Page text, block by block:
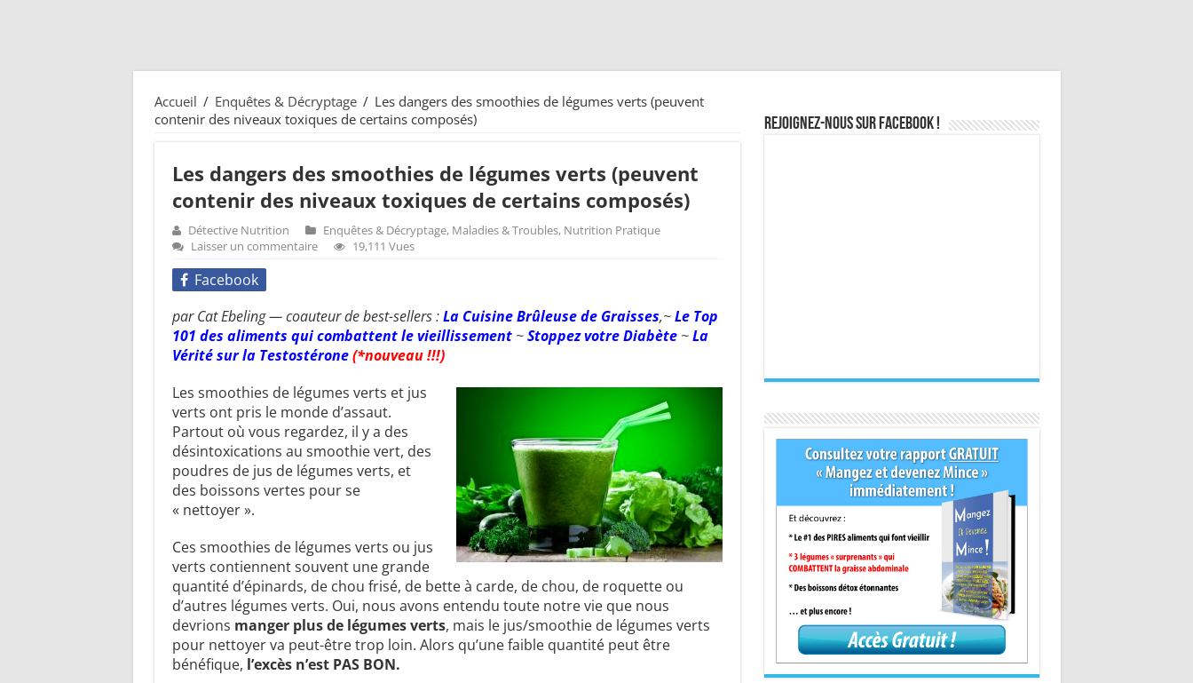
Accueil / Enquêtes & Décryptage / Les dangers des smoothies de légumes verts (peuvent
contenir des niveaux toxiques de certains composés)
Les dangers des smoothies de légumes verts (peuvent
contenir des niveaux toxiques de certains composés)
Détective Nutrition Enquêtes & Décryptage, Maladies & Troubles, Nutrition Pratique
Laisser un commentaire
19,111 Vues
Facebook
par Cat Ebeling — coauteur de best-sellers :La Cuisine Brûleuse de Graisses,~Le Top
101 des aliments qui combattent le vieillissement ~Stoppez votre Diabète~La
Vérité sur la Testostérone (*nouveau !!!)
Les smoothies de légumes verts et jus
verts ont pris le monde d’assaut.
Partout où vous regardez, il y a des
désintoxications au smoothie vert, des
poudres de jus de légumes verts, et
des boissons vertes pour se
« nettoyer ».
Ces smoothies de légumes verts ou jus
verts contiennent souvent une grande
quantité d’épinards, de chou frisé, de bette à carde, de chou, de roquette ou
d’autres légumes verts. Oui, nous avons entendu toute notre vie que nous
devrions manger plus de légumes verts, mais le jus/smoothie de légumes verts
pour nettoyer va peut-être trop loin. Alors qu’une faible quantité peut être
bénéfique, l’excès n’est PAS BON.
Rejoignez-nous sur Facebook !